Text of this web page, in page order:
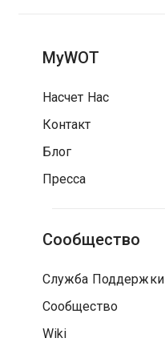
MyWOT
Насчет Нас
Контакт
Блог
Пресса
Сообщество
Служба Поддержки
Сообщество
Wiki